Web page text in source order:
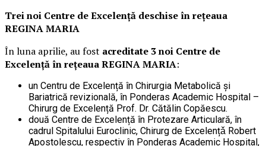
Trei noi Centre de Excelență deschise în rețeaua
REGINA MARIA
În luna aprilie, au fost acreditate 3 noi Centre de
Excelență în rețeaua REGINA MARIA:
un Centru de Excelență în Chirurgia Metabolică și
Bariatrică revizională, în Ponderas Academic Hospital –
Chirurg de Excelență Prof. Dr. Cătălin Copăescu.
două Centre de Excelență în Protezare Articulară, în
cadrul Spitalului Euroclinic, Chirurg de Excelențǎ Robert
Apostolescu, respectiv în Ponderas Academic Hospital,